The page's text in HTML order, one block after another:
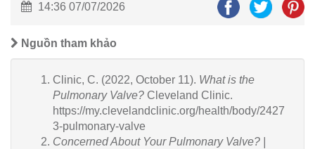
14:36 07/07/2026
Nguồn tham khảo
Clinic, C. (2022, October 11). What is the
Pulmonary Valve? Cleveland Clinic.
https://my.clevelandclinic.org/health/body/2427
3-pulmonary-valve
Concerned About Your Pulmonary Valve? |